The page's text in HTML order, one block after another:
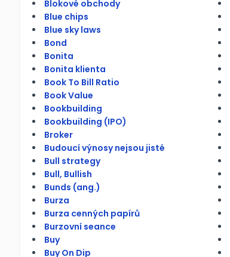
Blokové obchody
Blue chips
Blue sky laws
Bond
Bonita
Bonita klienta
Book To Bill Ratio
Book Value
Bookbuilding
Bookbuilding (IPO)
Broker
Budoucí výnosy nejsou jisté
Bull strategy
Bull, Bullish
Bunds (ang.)
Burza
Burza cenných papírů
Burzovní seance
Buy
Buy On Dip